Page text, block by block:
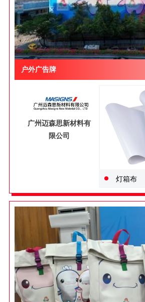
户外广告牌
广州迈森思新材料有
限公司
灯箱布